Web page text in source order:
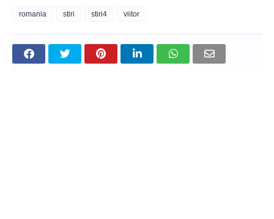
romania stiri stiri4 viitor